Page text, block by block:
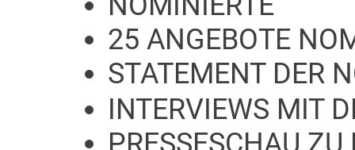
25 ANGEBOTE
STATEMENT DER
INTERVIEWS MIT